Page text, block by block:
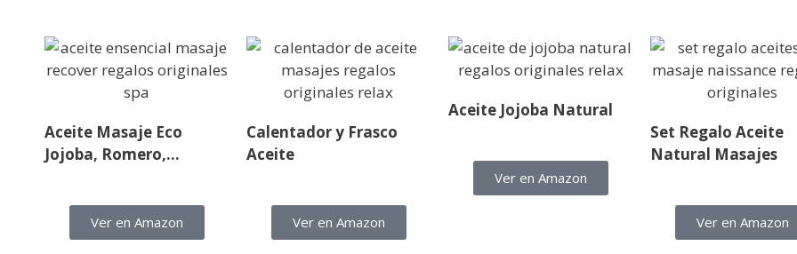
Aceite Masaje Eco
Jojoba, Romero,…
Ver en Amazon
Calentador y Frasco
Aceite
Ver en Amazon
Aceite Jojoba Natural
Ver en Amazon
Set Regalo Aceite
Natural Masajes
Ver en Amazon